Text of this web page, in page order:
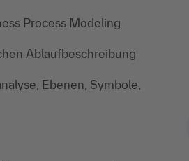
Process Modeling
Ablaufbeschreibung
Ebenen, Symbole,